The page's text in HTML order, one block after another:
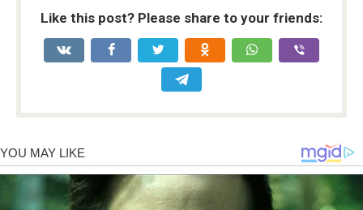
Like this post? Please share to your friends: